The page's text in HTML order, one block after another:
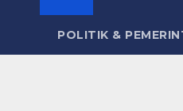
POLITIK &